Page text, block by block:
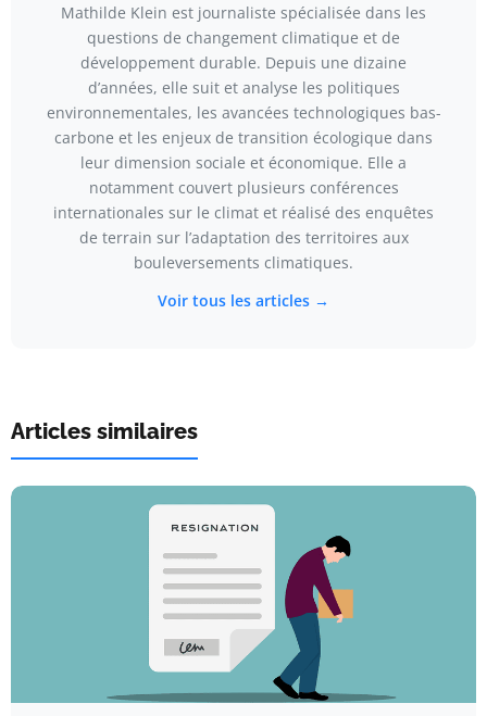
Mathilde Klein est journaliste spécialisée dans les
questions de changement climatique et de
développement durable. Depuis une dizaine
d’années, elle suit et analyse les politiques
environnementales, les avancées technologiques bas-
carbone et les enjeux de transition écologique dans
leur dimension sociale et économique. Elle a
notamment couvert plusieurs conférences
internationales sur le climat et réalisé des enquêtes
de terrain sur l’adaptation des territoires aux
bouleversements climatiques.
Voir tous les articles →
Articles similaires